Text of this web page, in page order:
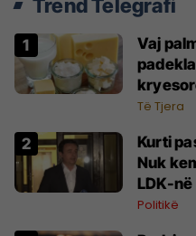
Trend Telegrafi
Vaj
AUV-i
Të Tjera
Kurti
Nuk
LDK-në
Politikë